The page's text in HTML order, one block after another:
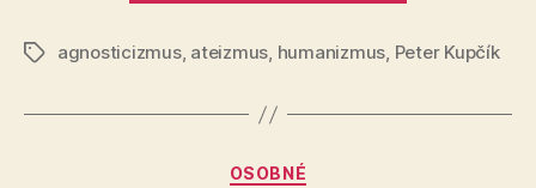
Značkyagnosticizmus, ateizmus, humanizmus, Peter Kupčík
Kategórie
OSOBNÉ